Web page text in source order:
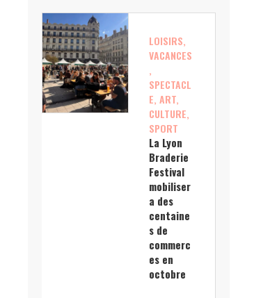
LOISIRS,
VACANCES
,
SPECTACL
E, ART,
CULTURE,
SPORT
La Lyon
Braderie
Festival
mobiliser
a des
centaine
s de
commerc
es en
octobre